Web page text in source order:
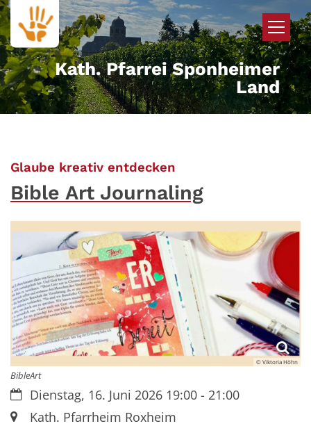
Zum Inhalt springen
Kath. Pfarrei Sponheimer
Land
Glaube kreativ entdecken
Bible Art Journaling
© Viktoria Höhn
BibleArt
Datum:Dienstag, 16. Juni 2026 19:00 - 21:00
Ort:Kath. Pfarrheim Roxheim